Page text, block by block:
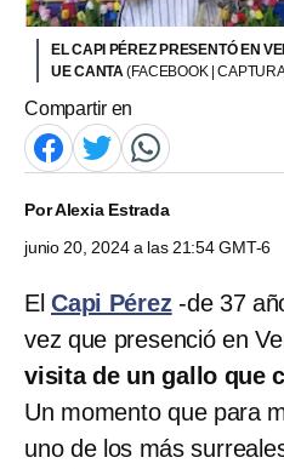
EL CAPI PÉREZ PRESENTÓ EN
UE CANTA(FACEBOOK |
Compartir en
PorAlexia Estrada
junio 20, 2024 a las 21:54 GMT-6
El Capi Pérez-de 37
vez que presenció en
visita de un gallo que
Un momento que para
uno de los más